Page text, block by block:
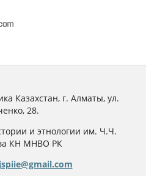
Казахстан, г. Алматы, ул.
28.
и этнологии им. Ч.Ч.
КН МНВО РК